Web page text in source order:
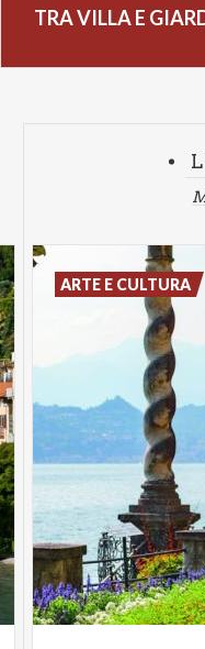
TRA VILLA E
ARTE E CULTURA